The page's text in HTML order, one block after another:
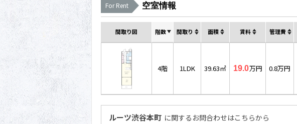
For Rent 空室情報
間取り図 階数 間取り 面積 賃料 管理費
4階 1LDK 39.63㎡ 19.0万円 0.8万円
ルーツ渋谷本町 に関するお問合わせはこちらから